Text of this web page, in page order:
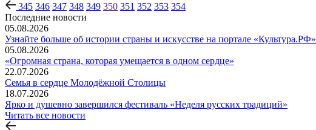
345 346 347 348 349 350 351 352 353 354
Последние новости
05.08.2026
Узнайте больше об истории страны и искусстве на портале «Культура.РФ»
05.08.2026
«Огромная страна, которая умещается в одном сердце»
22.07.2026
Семья в сердце Молодёжной Столицы
18.07.2026
Ярко и душевно завершился фестиваль «Неделя русских традиций»
Читать все новости